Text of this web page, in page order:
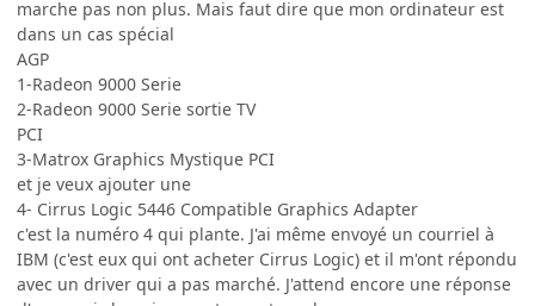
marche pas non plus. Mais faut dire que mon ordinateur est
dans un cas spécial
AGP
1-Radeon 9000 Serie
2-Radeon 9000 Serie sortie TV
PCI
3-Matrox Graphics Mystique PCI
et je veux ajouter une
4- Cirrus Logic 5446 Compatible Graphics Adapter
c'est la numéro 4 qui plante. J'ai même envoyé un courriel à
IBM (c'est eux qui ont acheter Cirrus Logic) et il m'ont répondu
avec un driver qui a pas marché. J'attend encore une réponse